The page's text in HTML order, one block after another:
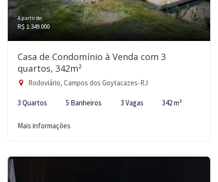
A partir de:
R$ 1.349.000
Casa de Condomínio à Venda com 3
quartos, 342m²
Rodoviário, Campos dos Goytacazes-RJ
3 Quartos 5 Banheiros 3 Vagas 342 m²
Mais informações